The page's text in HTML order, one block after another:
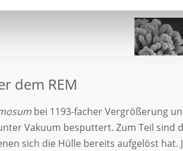
dem REM
bei 1193-facher Vergrößerung
Vakuum besputtert. Zum Teil sind
sich die Hülle bereits aufgelöst hat.